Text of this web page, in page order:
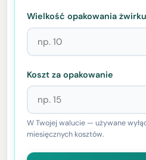
Wielkość opakowania
Koszt za opakowanie
W Twojej walucie — używane
miesięcznych kosztów.